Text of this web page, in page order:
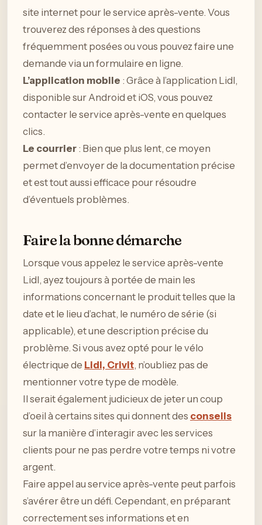
site internet pour le service après-vente. Vous
trouverez des réponses à des questions
fréquemment posées ou vous pouvez faire une
demande via un formulaire en ligne.
L’application mobile : Grâce à l’application Lidl,
disponible sur Android et iOS, vous pouvez
contacter le service après-vente en quelques
clics.
Le courrier : Bien que plus lent, ce moyen
permet d’envoyer de la documentation précise
et est tout aussi efficace pour résoudre
d’éventuels problèmes.
Faire la bonne démarche
Lorsque vous appelez le service après-vente
Lidl, ayez toujours à portée de main les
informations concernant le produit telles que la
date et le lieu d’achat, le numéro de série (si
applicable), et une description précise du
problème. Si vous avez opté pour le vélo
électrique de Lidl, Crivit, n’oubliez pas de
mentionner votre type de modèle.
Il serait également judicieux de jeter un coup
d’oeil à certains sites qui donnent des conseils
sur la manière d’interagir avec les services
clients pour ne pas perdre votre temps ni votre
argent.
Faire appel au service après-vente peut parfois
s’avérer être un défi. Cependant, en préparant
correctement ses informations et en